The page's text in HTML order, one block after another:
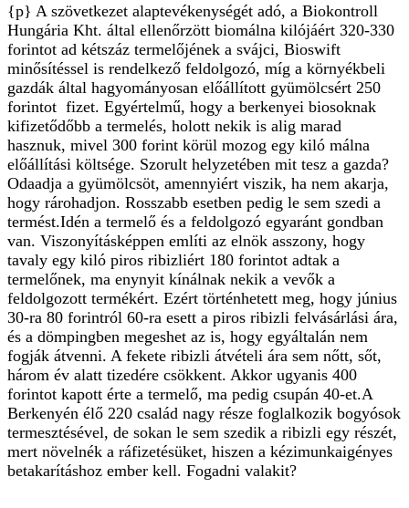
{p} A szövetkezet alaptevékenységét adó, a Biokontroll
Hungária Kht. által ellenőrzött biomálna kilójáért 320-330
forintot ad kétszáz termelőjének a svájci, Bioswift
minősítéssel is rendelkező feldolgozó, míg a környékbeli
gazdák által hagyományosan előállított gyümölcsért 250
forintot fizet. Egyértelmű, hogy a berkenyei biosoknak
kifizetődőbb a termelés, holott nekik is alig marad
hasznuk, mivel 300 forint körül mozog egy kiló málna
előállítási költsége. Szorult helyzetében mit tesz a gazda?
Odaadja a gyümölcsöt, amennyiért viszik, ha nem akarja,
hogy rárohadjon. Rosszabb esetben pedig le sem szedi a
termést.Idén a termelő és a feldolgozó egyaránt gondban
van. Viszonyításképpen említi az elnök asszony, hogy
tavaly egy kiló piros ribizliért 180 forintot adtak a
termelőnek, ma enynyit kínálnak nekik a vevők a
feldolgozott termékért. Ezért történhetett meg, hogy június
30-ra 80 forintról 60-ra esett a piros ribizli felvásárlási ára,
és a dömpingben megeshet az is, hogy egyáltalán nem
fogják átvenni. A fekete ribizli átvételi ára sem nőtt, sőt,
három év alatt tizedére csökkent. Akkor ugyanis 400
forintot kapott érte a termelő, ma pedig csupán 40-et.A
Berkenyén élő 220 család nagy része foglalkozik bogyósok
termesztésével, de sokan le sem szedik a ribizli egy részét,
mert növelnék a ráfizetésüket, hiszen a kézimunkaigényes
betakarításhoz ember kell. Fogadni valakit?